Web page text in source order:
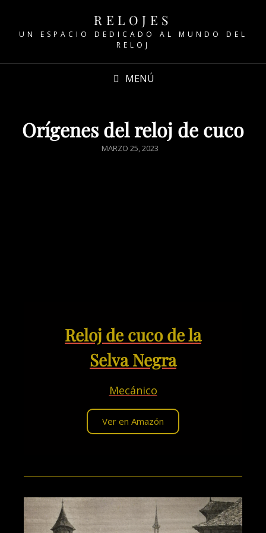
RELOJES
UN ESPACIO DEDICADO AL MUNDO DEL
RELOJ
MENÚ
Orígenes del reloj de cuco
MARZO 25, 2023
Reloj de cuco de la
Selva Negra
Mecánico
Ver en Amazón